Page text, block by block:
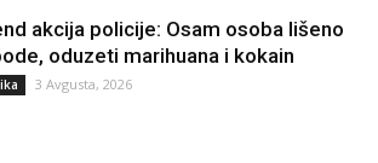
akcija policije: Osam osoba lišeno
oduzeti marihuana i kokain
3 Avgusta, 2026